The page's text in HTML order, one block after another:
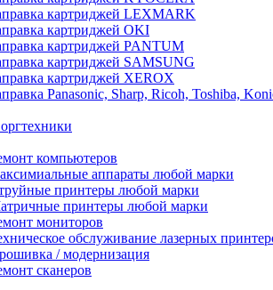
картриджей LEXMARK
картриджей OKI
картриджей PANTUM
картриджей SAMSUNG
картриджей XEROX
Panasonic, Sharp, Ricoh, Toshiba,
компьютеров
аппараты любой марки
принтеры любой марки
принтеры любой марки
мониторов
обслуживание лазерных
/ модернизация
сканеров